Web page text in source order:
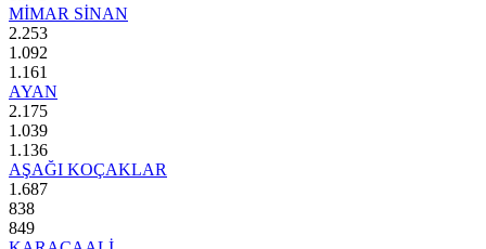
MİMAR SİNAN
2.253
1.092
1.161
AYAN
2.175
1.039
1.136
AŞAĞI KOÇAKLAR
1.687
838
849